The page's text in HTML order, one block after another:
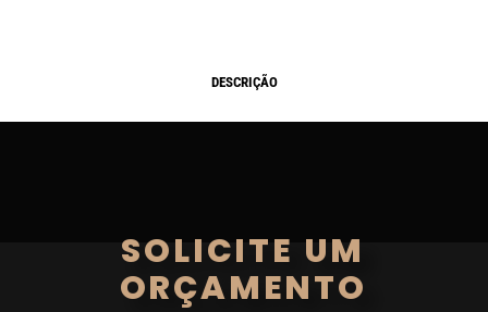
DESCRIÇÃO
SOLICITE UM
ORÇAMENTO